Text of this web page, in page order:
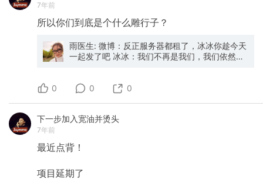
7年前
所以你们到底是个什么雕行子？
雨医生: 微博：反正服务器都租了，冰冰你趁今天
一起发了吧 冰冰：我们不再是我们，我们依然是
0 0 0
下一步加入宽油并烫头
7年前
最近点背！
项目延期了